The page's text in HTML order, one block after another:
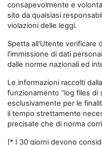
consapevolmente e
sito da qualsiasi
violazioni delle leggi.
Spetta all'Utente verificare
l'immissione di dati
dalle norme nazionali ed
Le informazioni raccolti
funzionamento “log files di
esclusivamente per le
il tempo strettamente
precisate che di norma
[* I 30 giorni devono